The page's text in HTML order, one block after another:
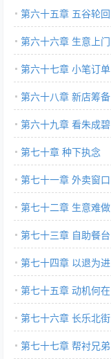
第六十五章 五谷轮回
第六十六章 生意上门
第六十七章 小笔订单
第六十八章 新店筹备
第六十九章 看朱成碧
第七十章 种下执念
第七十一章 外卖窗口
第七十二章 生意难做
第七十三章 自助餐台
第七十四章 以退为进
第七十五章 动机何在
第七十六章 长乐北街
第七十七章 帮衬兄弟